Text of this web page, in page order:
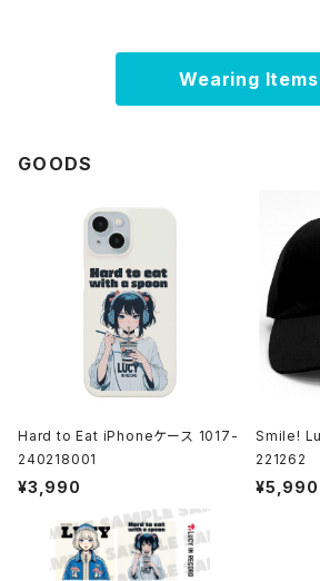
Wearing Items
GOODS
Hard to Eat iPhoneケース 1017-
240218001
¥3,990
Smile!
221262
¥5,990